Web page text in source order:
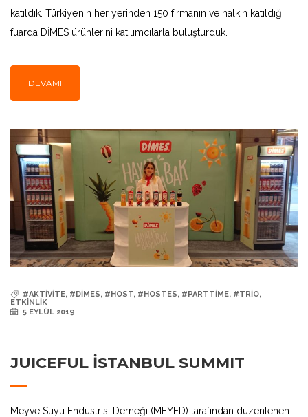
katıldık. Türkiye’nin her yerinden 150 firmanın ve halkın katıldığı
fuarda DİMES ürünlerini katılımcılarla buluşturduk.
DEVAMI
#AKTIVITE, #DIMES, #HOST, #HOSTES, #PARTTIME, #TRIO,
ETKINLIK
5 EYLÜL 2019
JUICEFUL İSTANBUL SUMMIT
Meyve Suyu Endüstrisi Derneği (MEYED) tarafından düzenlenen